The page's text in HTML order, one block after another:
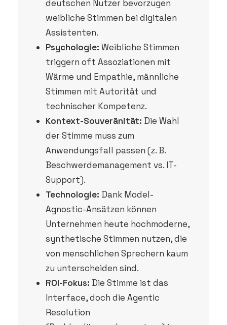
deutschen Nutzer bevorzugen
weibliche Stimmen bei digitalen
Assistenten.
Psychologie: Weibliche Stimmen
triggern oft Assoziationen mit
Wärme und Empathie, männliche
Stimmen mit Autorität und
technischer Kompetenz.
Kontext-Souveränität: Die Wahl
der Stimme muss zum
Anwendungsfall passen (z. B.
Beschwerdemanagement vs. IT-
Support).
Technologie: Dank Model-
Agnostic-Ansätzen können
Unternehmen heute hochmoderne,
synthetische Stimmen nutzen, die
von menschlichen Sprechern kaum
zu unterscheiden sind.
ROI-Fokus: Die Stimme ist das
Interface, doch die Agentic
Resolution